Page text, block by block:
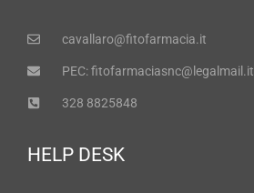
cavallaro@fitofarmacia.it
PEC: fitofarmaciasnc@legalmail.it
328 8825848
HELP DESK